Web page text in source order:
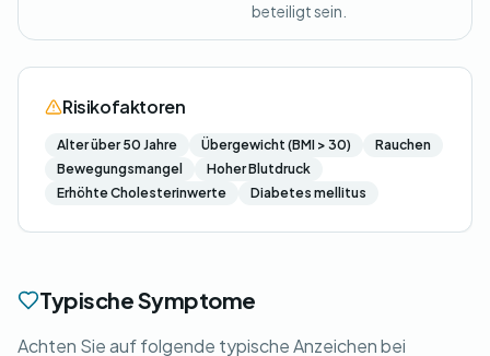
beteiligt sein.
Risikofaktoren
Alter über 50 Jahre Übergewicht (BMI > 30)
Rauchen
Bewegungsmangel
Hoher Blutdruck
Erhöhte Cholesterinwerte
Diabetes mellitus
Typische Symptome
Achten Sie auf folgende typische Anzeichen bei